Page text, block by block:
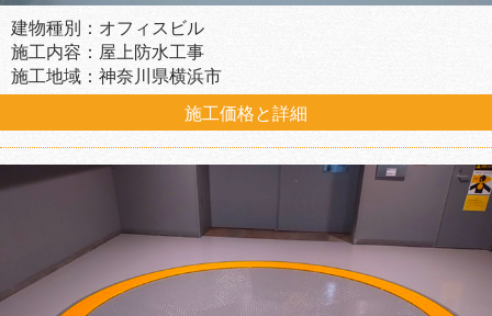
建物種別：オフィスビル
施工内容：屋上防水工事
施工地域：神奈川県横浜市
施工価格と詳細